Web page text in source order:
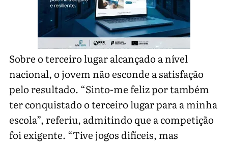
Sobre o terceiro lugar alcançado a nível
nacional, o jovem não esconde a satisfação
pelo resultado. “Sinto-me feliz por também
ter conquistado o terceiro lugar para a minha
escola”, referiu, admitindo que a competição
foi exigente. “Tive jogos difíceis, mas